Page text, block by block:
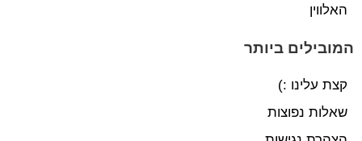
האלווין
המובילים ביותר
קצת עלינו :)
שאלות נפוצות